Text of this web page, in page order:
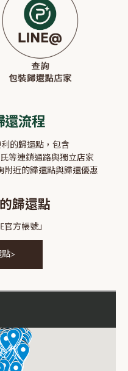
還流程
的歸還點，包含
等連鎖通路與獨立店家
附近的歸還點與歸還優惠
歸還點
官方帳號」
>